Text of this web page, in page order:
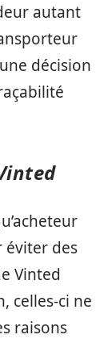
autant
décision
éviter des
Vinted
celles-ci ne
raisons